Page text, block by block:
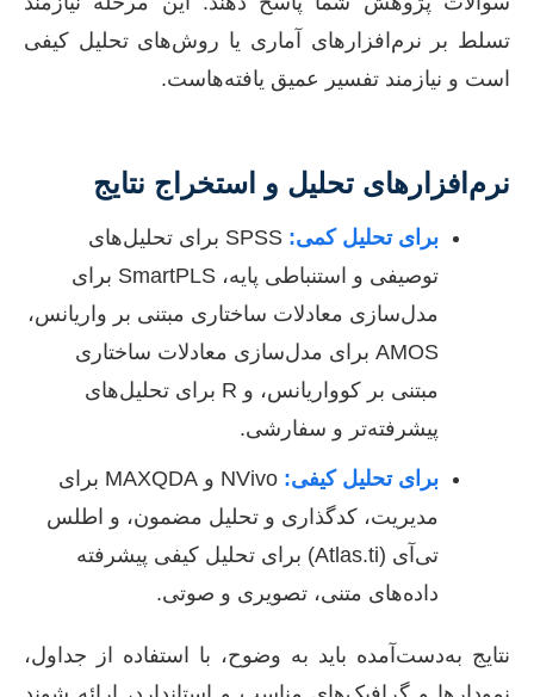
تسلط بر نرم‌افزارهای آماری یا روش‌های تحلیل کیفی
است و نیازمند تفسیر عمیق یافته‌هاست.
نرم‌افزارهای تحلیل و استخراج نتایج
برای تحلیل کمی:
SPSS برای تحلیل‌های
توصیفی و استنباطی پایه، SmartPLS برای
مدل‌سازی معادلات ساختاری مبتنی بر واریانس،
AMOS برای مدل‌سازی معادلات ساختاری
مبتنی بر کوواریانس، و R برای تحلیل‌های
پیشرفته‌تر و سفارشی.
برای تحلیل کیفی:
NVivo و MAXQDA برای
مدیریت، کدگذاری و تحلیل مضمون، و اطلس
تی‌آی (Atlas.ti) برای تحلیل کیفی پیشرفته
داده‌های متنی، تصویری و صوتی.
نتایج به‌دست‌آمده باید به وضوح، با استفاده از جداول،